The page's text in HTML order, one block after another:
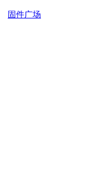
固件广场